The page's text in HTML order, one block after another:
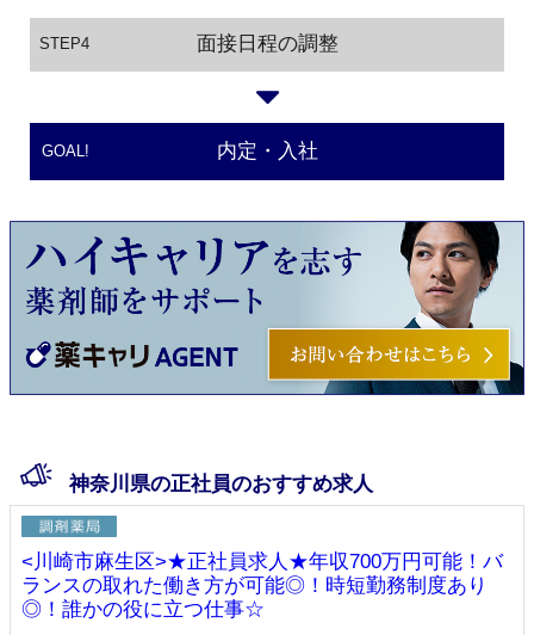
STEP4 面接日程の調整
GOAL! 内定・入社
神奈川県の正社員のおすすめ求人
<川崎市麻生区>★正社員求人★年収700万円可能！バ
ランスの取れた働き方が可能◎！時短勤務制度あり
◎！誰かの役に立つ仕事☆